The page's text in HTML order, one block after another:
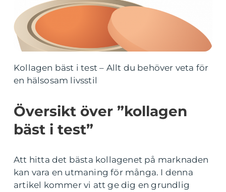
Kollagen bäst i test – Allt du behöver veta för
en hälsosam livsstil
Översikt över ”kollagen
bäst i test”
Att hitta det bästa kollagenet på marknaden
kan vara en utmaning för många. I denna
artikel kommer vi att ge dig en grundlig